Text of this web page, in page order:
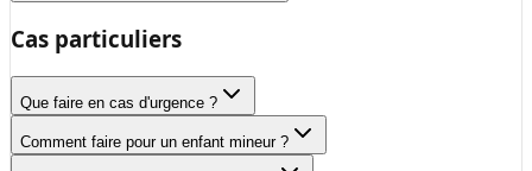
Cas particuliers
Que faire en cas d'urgence ?
Comment faire pour un enfant mineur ?